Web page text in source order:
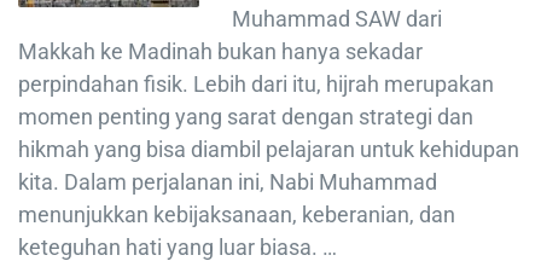
Muhammad SAW dari
Makkah ke Madinah bukan hanya sekadar
perpindahan fisik. Lebih dari itu, hijrah merupakan
momen penting yang sarat dengan strategi dan
hikmah yang bisa diambil pelajaran untuk kehidupan
kita. Dalam perjalanan ini, Nabi Muhammad
menunjukkan kebijaksanaan, keberanian, dan
keteguhan hati yang luar biasa. …